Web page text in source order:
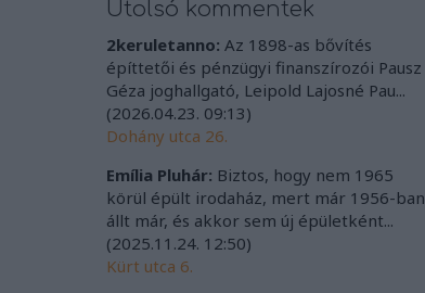
Utolsó kommentek
2keruletanno: Az 1898-as bővítés
építtetői és pénzügyi finanszírozói Pausz
Géza joghallgató, Leipold Lajosné Pau...
(2026.04.23. 09:13)
Dohány utca 26.
Emília Pluhár: Biztos, hogy nem 1965
körül épült irodaház, mert már 1956-ban
állt már, és akkor sem új épületként...
(2025.11.24. 12:50)
Kürt utca 6.